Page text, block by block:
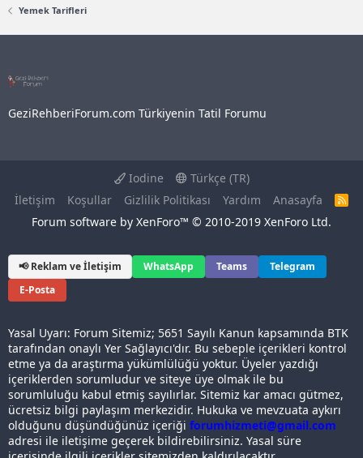
Yemek Tarifleri
GeziRehberiForum.com Türkiyenin Tatil Forumu
Iodine
Türkçe (TR)
İletişim
Koşullar Gizlilik Politikası Yardım Anasayfa
R
Forum software by XenForo™ © 2010-2019 XenForo Ltd.
📢 Reklam ve İletişim WhatsApp Teams
Telegram
E-Posta
Yasal Uyarı: Forum Sitemiz; 5651 Sayılı Kanun kapsamında BTK
tarafından onaylı Yer Sağlayıcı'dır. Bu sebeple içerikleri kontrol
etme ya da araştırma yükümlülüğü yoktur. Üyeler yazdığı
içeriklerden sorumludur ve siteye üye olmak ile bu
sorumluluğu kabul etmiş sayılırlar. Sitemiz kar amacı gütmez,
ücretsiz bilgi paylaşım merkezidir. Hukuka ve mevzuata aykırı
olduğunu düşündüğünüz içeriği forumhizmeti@gmail.com
adresi ile iletişime geçerek bildirebilirsiniz. Yasal süre